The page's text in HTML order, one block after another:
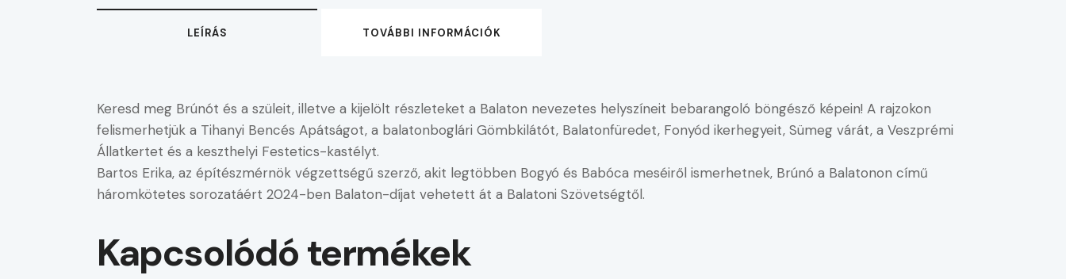
LEÍRÁS TOVÁBBI INFORMÁCIÓK
Keresd meg Brúnót és a szüleit, illetve a kijelölt részleteket a Balaton nevezetes helyszíneit bebarangoló böngésző képein! A rajzokon
felismerhetjük a Tihanyi Bencés Apátságot, a balatonboglári Gömbkilátót, Balatonfüredet, Fonyód ikerhegyeit, Sümeg várát, a Veszprémi
Állatkertet és a keszthelyi Festetics-kastélyt.
Bartos Erika, az építészmérnök végzettségű szerző, akit legtöbben Bogyó és Babóca meséiről ismerhetnek, Brúnó a Balatonon című
háromkötetes sorozatáért 2024-ben Balaton-díjat vehetett át a Balatoni Szövetségtől.
Kapcsolódó termékek